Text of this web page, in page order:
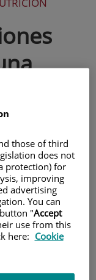
es
un buen
de beber
y
con
those of third
does not
protection) for
improving
advertising
You can
"Accept
use from this
here: Cookie